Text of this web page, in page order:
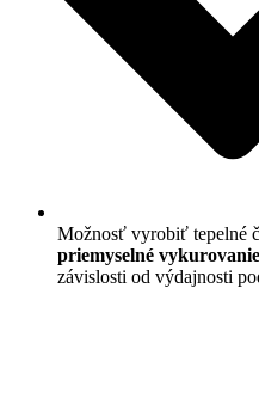
Možnosť vyrobiť tepelné
priemyselné
závislosti od výdajnosti